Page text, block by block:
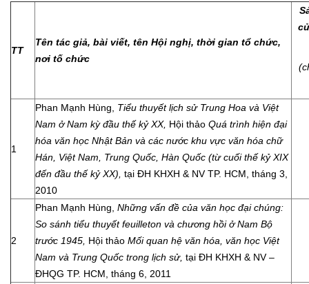
TT
Tên tác giả, bài viết, tên Hội nghị, thời gian tổ chức,
nơi tố chức
1
Phan Mạnh Hùng,
Tiểu thuyết lịch sử Trung Hoa và Việt
Nam ở Nam kỳ đầu thế kỷ XX, Hội thảo Quá trình hiện đại
hóa văn học Nhật Bản và các nước khu vực văn hóa chữ
Hán, Việt Nam, Trung Quốc, Hàn Quốc (từ cuối thế kỷ XIX
đến đầu thế kỷ XX), tại ĐH KHXH & NV TP. HCM, tháng 3,
2010
2
Phan Mạnh Hùng, Những vấn đề của văn học đại chúng:
So sánh tiểu thuyết feuilleton và chương hồi ở Nam Bộ
trước 1945, Hội thảo Mối quan hệ văn hóa, văn học Việt
Nam và Trung Quốc trong lịch sử, tại ĐH KHXH & NV –
ĐHQG TP. HCM, tháng 6, 2011